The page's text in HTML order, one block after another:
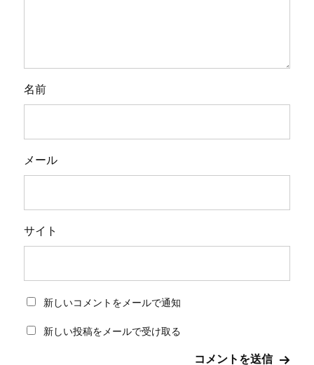
名前
メール
サイト
新しいコメントをメールで通知
新しい投稿をメールで受け取る